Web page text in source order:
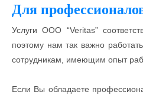
Для
Услуги ООО “Veritas”
поэтому нам так важно
сотрудникам, имеющим опыт
Если Вы обладаете